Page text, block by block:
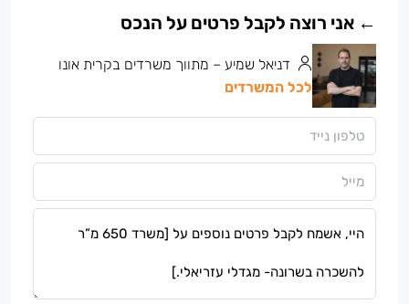
דניאל שמיע – מתווך משרדים בקרית אונו
לכל המשרדים